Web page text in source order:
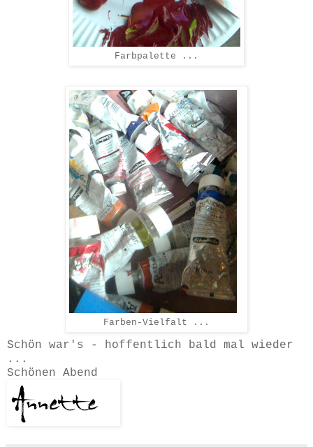
Farbpalette ...
Farben-Vielfalt ...
Schön war's - hoffentlich bald mal wieder
...
Schönen Abend